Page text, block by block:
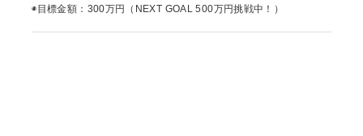
◉目標金額：300万円（NEXT GOAL 500万円挑戦中！）